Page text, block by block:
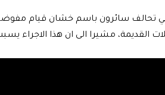
في تحالف سائرون باسم خشان قيام
القديمة، مشيرا الى ان هذا الاجراء